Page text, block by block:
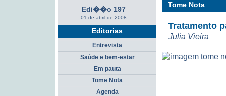
Tome Nota
Tratamento
Julia Vieira
Edi��o 197
01 de abril de 2008
Editorias
Entrevista
Saúde e bem-estar
Em pauta
Tome Nota
Agenda